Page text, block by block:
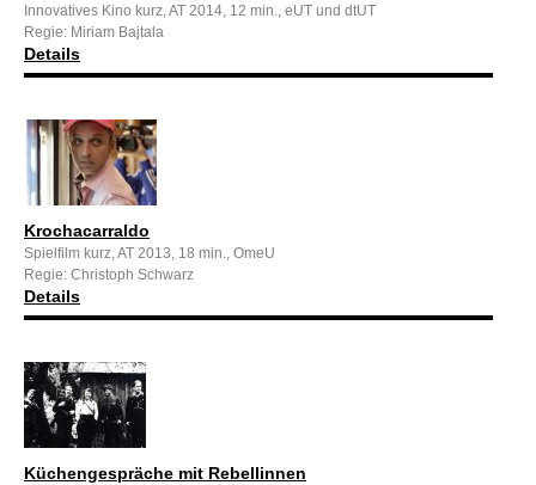
Innovatives Kino kurz, AT 2014, 12 min., eUT und dtUT
Regie: Miriam Bajtala
Details
Krochacarraldo
Spielfilm kurz, AT 2013, 18 min., OmeU
Regie: Christoph Schwarz
Details
Küchengespräche mit Rebellinnen